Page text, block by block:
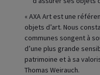
« AXA Art est une
objets d’art. Nous
communes songent à
d’une plus grande
patrimoine et à sa
Thomas Weirauch.